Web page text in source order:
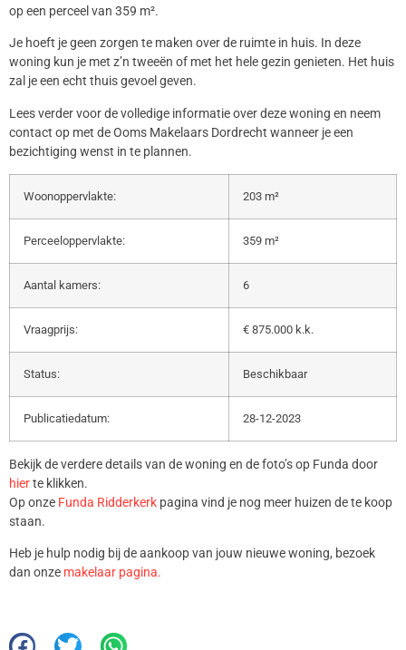
op een perceel van 359 m².
Je hoeft je geen zorgen te maken over de ruimte in huis. In deze
woning kun je met z’n tweeën of met het hele gezin genieten. Het huis
zal je een echt thuis gevoel geven.
Lees verder voor de volledige informatie over deze woning en neem
contact op met de Ooms Makelaars Dordrecht wanneer je een
bezichtiging wenst in te plannen.
Woonoppervlakte: 203 m²
Perceeloppervlakte: 359 m²
Aantal kamers: 6
Vraagprijs: € 875.000 k.k.
Status: Beschikbaar
Publicatiedatum: 28-12-2023
Bekijk de verdere details van de woning en de foto’s op Funda door
hierte klikken.
Op onze Funda Ridderkerk pagina vind je nog meer huizen de te koop
staan.
Heb je hulp nodig bij de aankoop van jouw nieuwe woning, bezoek
dan onze makelaar pagina.